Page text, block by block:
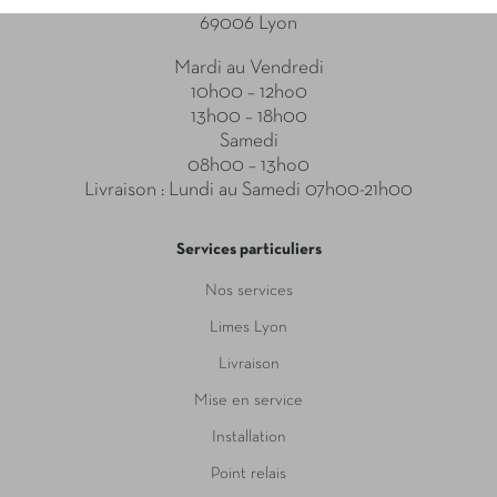
69006 Lyon
Mardi au Vendredi
10h00 – 12ho0
13h00 – 18h00
Samedi
08h00 – 13ho0
Livraison : Lundi au Samedi 07h00-21h00
Services particuliers
Nos services
Limes Lyon
Livraison
Mise en service
Installation
Point relais